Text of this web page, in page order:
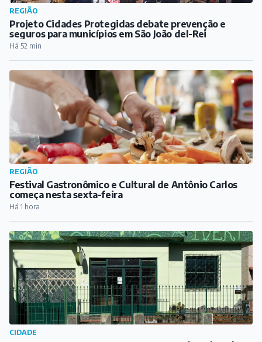
REGIÃO
Projeto Cidades Protegidas debate prevenção e
seguros para municípios em São João del-Rei
Há 52 min